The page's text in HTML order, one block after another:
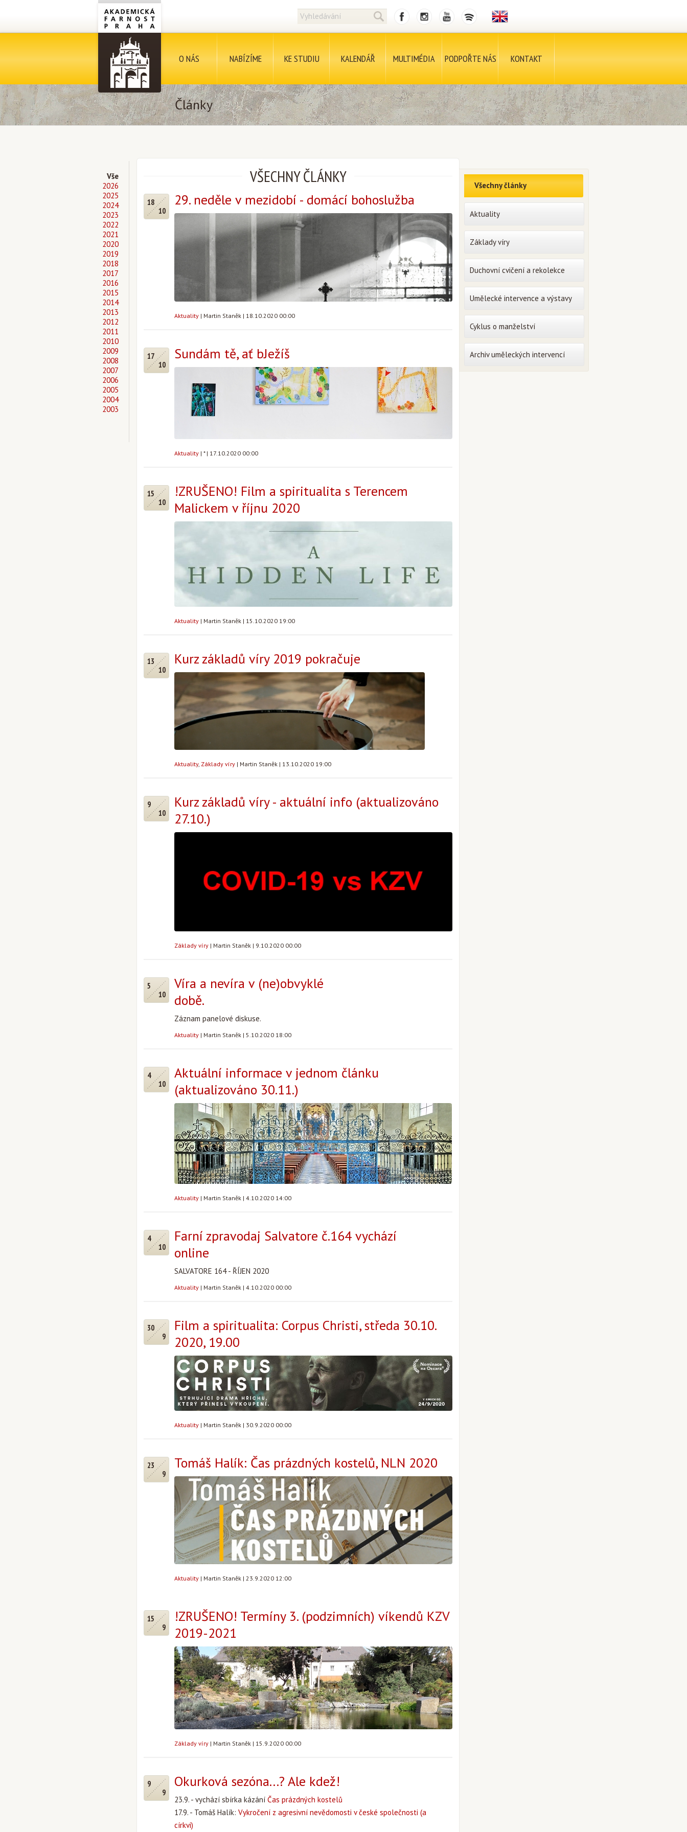
O NÁS NABÍZÍME KE STUDIU KALENDÁŘ MULTIMÉDIA PODPOŘTE NÁS KONTAKT
Články
Vše
2026
2025
2024
2023
2022
2021
2020
2019
2018
2017
2016
2015
2014
2013
2012
2011
2010
2009
2008
2007
2006
2005
2004
2003
VŠECHNY ČLÁNKY
18
10
29. neděle v mezidobí - domácí bohoslužba
Aktuality | Martin Staněk | 18.10.2020 00:00
17
10
Sundám tě, ať bJežíš
Aktuality | * | 17.10.2020 00:00
15
10
!ZRUŠENO! Film a spiritualita s Terencem
Malickem v říjnu 2020
Aktuality | Martin Staněk | 15.10.2020 19:00
13
10
Kurz základů víry 2019 pokračuje
Aktuality, Základy víry | Martin Staněk | 13.10.2020 19:00
9
10
Kurz základů víry - aktuální info (aktualizováno
27.10.)
Základy víry | Martin Staněk | 9.10.2020 00:00
5
10
Víra a nevíra v (ne)obvyklé
době.
Záznam panelové diskuse.
Aktuality | Martin Staněk | 5.10.2020 18:00
4
10
Aktuální informace v jednom článku
(aktualizováno 30.11.)
Aktuality | Martin Staněk | 4.10.2020 14:00
4
10
Farní zpravodaj Salvatore č.164 vychází
online
SALVATORE 164 - ŘÍJEN 2020
Aktuality | Martin Staněk | 4.10.2020 00:00
30
9
Film a spiritualita: Corpus Christi, středa 30.10.
2020, 19.00
Aktuality | Martin Staněk | 30.9.2020 00:00
23
9
Tomáš Halík: Čas prázdných kostelů, NLN 2020
Aktuality | Martin Staněk | 23.9.2020 12:00
15
9
!ZRUŠENO! Termíny 3. (podzimních) víkendů KZV
2019-2021
Základy víry | Martin Staněk | 15.9.2020 00:00
9
9
Okurková sezóna...? Ale kdež!
23.9. - vychází sbírka kázání Čas prázdných kostelů
17.9. - Tomáš Halík: Vykročení z agresivní nevědomosti v české společnosti (a
církvi)
Všechny články
Aktuality
Základy víry
Duchovní cvičení a rekolekce
Umělecké intervence a výstavy
Cyklus o manželství
Archiv uměleckých intervencí